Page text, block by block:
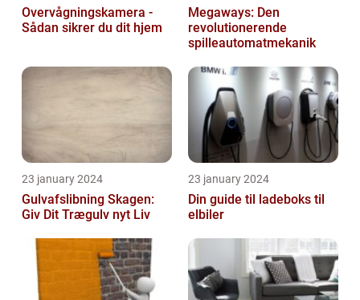
Overvågningskamera -
Sådan sikrer du dit hjem
Megaways: Den
revolutionerende
spilleautomatmekanik
23 january 2024
Gulvafslibning Skagen:
Giv Dit Trægulv nyt Liv
23 january 2024
Din guide til ladeboks til
elbiler